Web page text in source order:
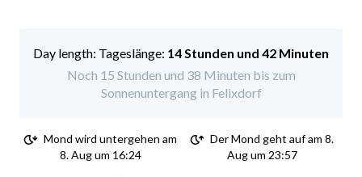
Tageslänge: 14 Stunden und 42 Minuten
Noch 15 Stunden und 38 Minuten bis zum
Sonnenuntergang in Felixdorf
Mond wird untergehen am
8. Aug um 16:24
Der Mond geht auf am 8.
Aug um 23:57